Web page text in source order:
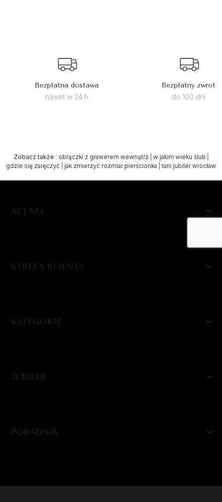
Bezpłatna dostawa
nawet w 24 h
Bezpłatny zwrot
do 100 dni
Zobacz także : obrączki z grawerem wewnątrz| w jakim wieku ślub
gdzie się zaręczyć
jak zmierzyć rozmiar pierścionka tani jubiler wrocław
ACLARI
STREFA KLIENTA
KATEGORIE
JUBILER
PORADNIK